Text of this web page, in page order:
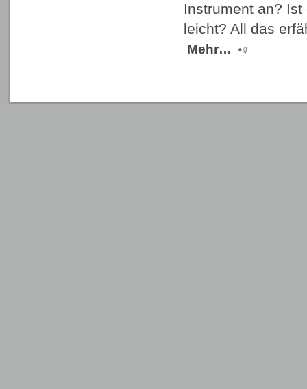
Instrument an?
leicht? All das
Mehr…